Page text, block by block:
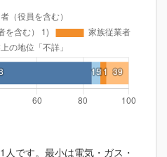
です。最小は電気・ガス・